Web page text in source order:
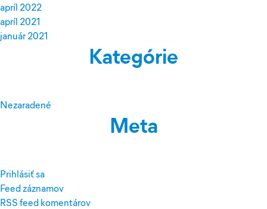
apríl 2022
apríl 2021
január 2021
Kategórie
Nezaradené
Meta
Prihlásiť sa
Feed záznamov
RSS feed komentárov